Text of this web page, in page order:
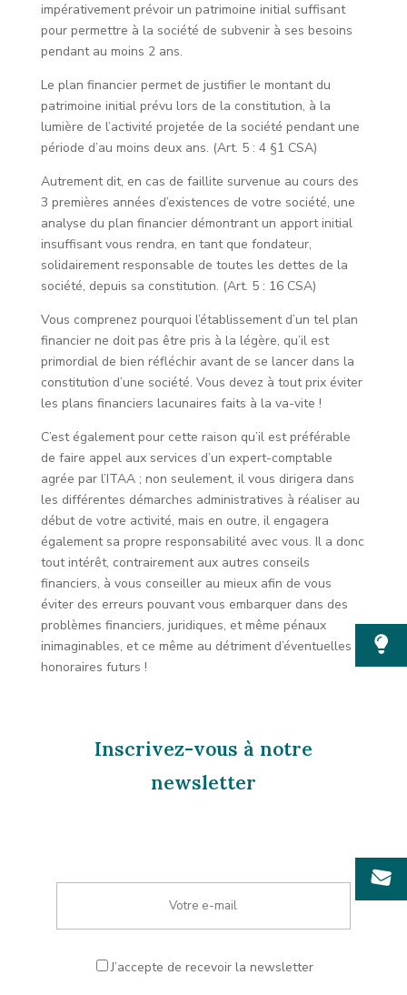
impérativement prévoir un patrimoine initial suffisant
pour permettre à la société de subvenir à ses besoins
pendant au moins 2 ans.
Le plan financier permet de justifier le montant du
patrimoine initial prévu lors de la constitution, à la
lumière de l’activité projetée de la société pendant une
période d’au moins deux ans. (Art. 5 : 4 §1 CSA)
Autrement dit, en cas de faillite survenue au cours des
3 premières années d’existences de votre société, une
analyse du plan financier démontrant un apport initial
insuffisant vous rendra, en tant que fondateur,
solidairement responsable de toutes les dettes de la
société, depuis sa constitution. (Art. 5 : 16 CSA)
Vous comprenez pourquoi l’établissement d’un tel plan
financier ne doit pas être pris à la légère, qu’il est
primordial de bien réfléchir avant de se lancer dans la
constitution d’une société. Vous devez à tout prix éviter
les plans financiers lacunaires faits à la va-vite !
C’est également pour cette raison qu’il est préférable
de faire appel aux services d’un expert-comptable
agrée par l’ITAA ; non seulement, il vous dirigera dans
les différentes démarches administratives à réaliser au
début de votre activité, mais en outre, il engagera
également sa propre responsabilité avec vous. Il a donc
tout intérêt, contrairement aux autres conseils
financiers, à vous conseiller au mieux afin de vous
éviter des erreurs pouvant vous embarquer dans des
problèmes financiers, juridiques, et même pénaux
inimaginables, et ce même au détriment d’éventuelles
honoraires futurs !
Inscrivez-vous à notre
newsletter
J’accepte de recevoir la newsletter